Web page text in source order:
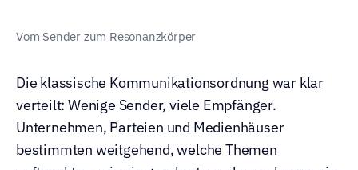
Vom Sender zum Resonanzkörper
Die klassische Kommunikationsordnung war klar
verteilt: Wenige Sender, viele Empfänger.
Unternehmen, Parteien und Medienhäuser
bestimmten weitgehend, welche Themen